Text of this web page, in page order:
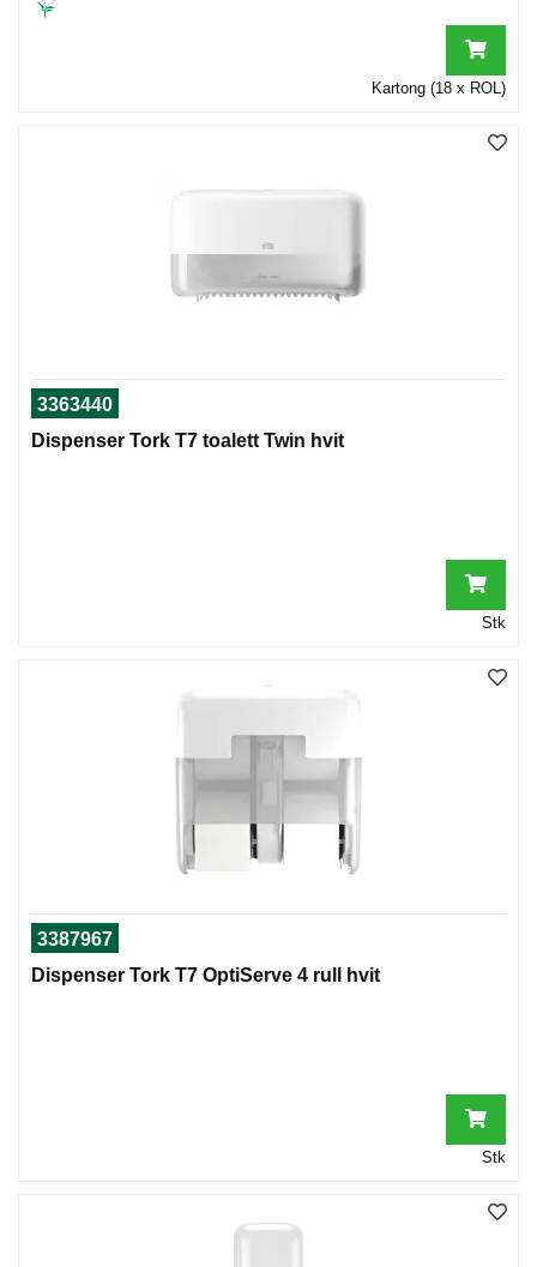
Kartong (18 x ROL)
3363440
Dispenser Tork T7 toalett Twin hvit
Stk
3387967
Dispenser Tork T7 OptiServe 4 rull hvit
Stk